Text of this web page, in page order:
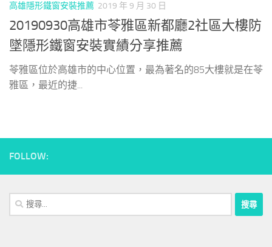
高雄隱形鐵窗安裝推薦 2019 年 9 月 30 日
20190930高雄市苓雅區新都廳2社區大樓防
墜隱形鐵窗安裝實績分享推薦
苓雅區位於高雄市的中心位置，最為著名的85大樓就是在苓
雅區，最近的捷...
FOLLOW:
搜
尋